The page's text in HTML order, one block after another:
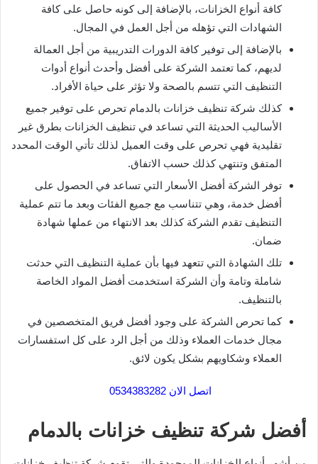
كافة أنواع الخزانات، بالإضافة إلى كونه حاصل على كافة
الشهادات التي تؤهله من أجل العمل في المجال.
بالإضافة إلى توفير كافة الدورات التدريبية من أجل العمالة
لديهم، كما تعتمد الشركة على أفضل وأحدث أنواع أدوات
التنظيف التي تتسم بالصحة ولا تؤثر على حياة الأفراد.
كذلك شركة تنظيف خزانات بالدمام تحرص على توفير جميع
الأساليب الحديثة التي تساعد في تنظيف الخزانات بطرق غير
تقليدية فهي تحرص على وقت العميل لذلك تأتي الوقت المحدد
المتفق وتنتهي كذلك حسب الاتفاق.
توفر الشركة أفضل الأسعار التي تساعد في الحصول على
أفضل خدمة، وهي تتناسب مع جميع الفئات وبعد ما تتم عملية
التنظيف تقدم الشركة كذلك بعد الانتهاء من عملها شهادة
ضمان.
تلك الشهادة التي تتعهد فيها بأن عملية التنظيف التي حدثت
شاملة وتامة وأن الشركة استخدمت أفضل المواد الخاصة
بالتنظيف.
كما تحرص الشركة على وجود أفضل فريق المتخصصين في
مجال خدمات العملاء وذلك من أجل الرد على كل استفسارات
العملاء وشكاويهم بشكل يكون لائق.
اتصل الان 0534383282
أفضل شركة تنظيف خزانات بالدمام